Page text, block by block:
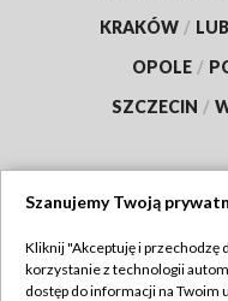
KRAKÓW /
OPOLE /
SZCZECIN /
Szanujemy Twoją
Kliknij "Akceptuję i przechodzę
korzystanie z technologii
dostęp do informacji na Twoim